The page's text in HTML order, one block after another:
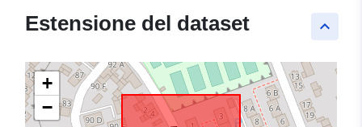
keyboard_arrow_up
Estensione del dataset
+
−